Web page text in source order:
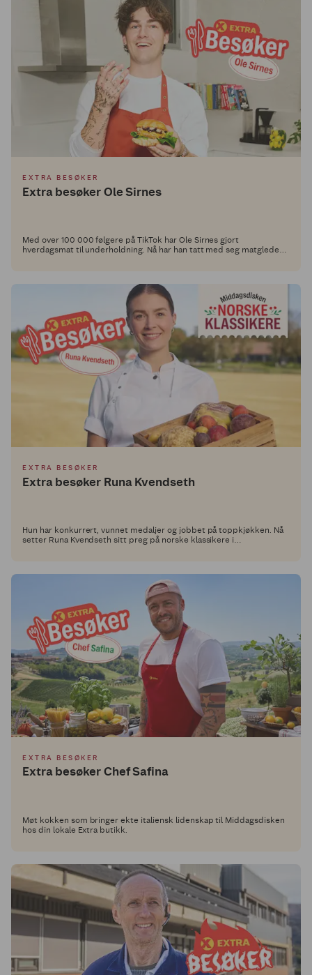
EXTRA BESØKER
Extra besøker Ole Sirnes
Med over 100 000 følgere på TikTok har Ole Sirnes gjort
hverdagsmat til underholdning. Nå har han tatt med seg matgleden
EXTRA BESØKER
Extra besøker Runa Kvendseth
Hun har konkurrert, vunnet medaljer og jobbet på toppkjøkken. Nå
setter Runa Kvendseth sitt preg på norske klassikere i
EXTRA BESØKER
Extra besøker Chef Safina
Møt kokken som bringer ekte italiensk lidenskap til Middagsdisken
hos din lokale Extra butikk.